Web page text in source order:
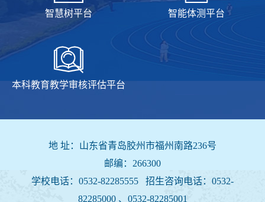
智慧树平台 智能体测平台
本科教育教学审核评估平台
地 址：山东省青岛胶州市福州南路236号
邮编：266300
学校电话：0532-82285555 招生咨询电话： 0532-
82285000 、0532-82285001